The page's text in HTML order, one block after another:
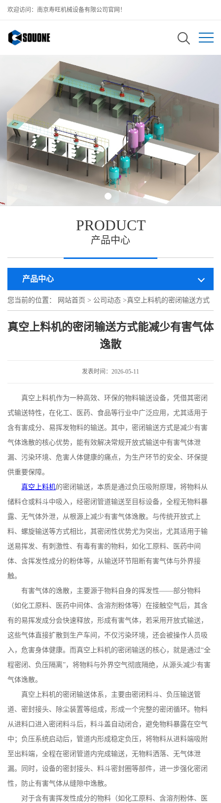
欢迎访问：南京寿旺机械设备有限公司官网！
PRODUCT
产品中心
产品中心
您当前的位置： 网站首页 > 公司动态 >真空上料机的密闭输送方式
能减少有害气体逸散
真空上料机的密闭输送方式能减少有害气体
逸散
发表时间：2026-05-11
真空上料机作为一种高效、环保的物料输送设备，凭借其密闭
式输送特性，在化工、医药、食品等行业中广泛应用，尤其适用于
含有害成分、易挥发物料的输送。其中，密闭输送方式是减少有害
气体逸散的核心优势，能有效解决常规开放式输送中有害气体泄
漏、污染环境、危害人体健康的痛点，为生产环节的安全、环保提
供重要保障。
真空上料机的密闭输送，本质是通过负压吸附原理，将物料从
储料仓或料斗中吸入，经密闭管道输送至目标设备，全程无物料暴
露、无气体外泄，从根源上减少有害气体逸散。与传统开放式上
料、螺旋输送等方式相比，其密闭性优势尤为突出，尤其适用于输
送易挥发、有刺激性、有毒有害的物料，如化工原料、医药中间
体、含挥发性成分的粉体等，从输送环节阻断有害气体与外界接
触。
有害气体的逸散，主要源于物料自身的挥发性——部分物料
（如化工原料、医药中间体、含溶剂粉体等）在接触空气后，其含
有的易挥发成分会快速释放，形成有害气体，若采用开放式输送，
这些气体直接扩散到生产车间，不仅污染环境，还会被操作人员吸
入，危害身体健康。而真空上料机的密闭输送的核心，就是通过“全
程密闭、负压隔离”，将物料与外界空气彻底隔绝，从源头减少有害
气体逸散。
真空上料机的密闭输送体系，主要由密闭料斗、负压输送管
道、密封接头、除尘装置等组成，形成一个完整的密闭循环。物料
从进料口进入密闭料斗后，料斗盖自动闭合，避免物料暴露在空气
中；负压系统启动后，管道内形成稳定负压，将物料从进料端吸附
至出料端，全程在密闭管道内完成输送，无物料洒落、无气体泄
漏。同时，设备的密封接头、料斗密封圈等部件，进一步强化密闭
性，防止有害气体从缝隙中逸散。
对于含有害挥发性成分的物料（如化工原料、含溶剂粉体、医